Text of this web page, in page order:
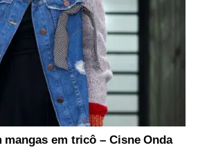
mangas em tricô – Cisne Onda